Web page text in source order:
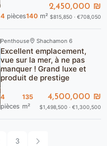
4 pièces140 m²
2,450,000 ₪
$815,850 · €708,050
Penthouse Shachamon 6
Excellent emplacement,
vue sur la mer, à ne pas
manquer ! Grand luxe et
produit de prestige
4
pièces
135
m²
4,500,000 ₪
$1,498,500 · €1,300,500
3